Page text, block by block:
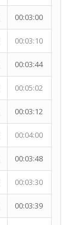
00:03:00
00:03:10
00:03:44
00:05:02
00:03:12
00:04:00
00:03:48
00:03:30
00:03:39